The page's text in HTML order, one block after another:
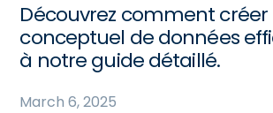
Découvrez comment
conceptuel de données
à notre guide détaillé.
March 6, 2025